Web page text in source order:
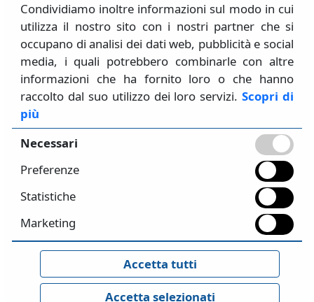
S.T.A. DATA SRL
Via Saluzzo, 71 10126 Torino (TO) - Italia
+39 011-6699345 / +39 011-6509864
Info@stadata.com
PI/CF: 05841510018
Lun - Ven
CONTATTI
Servizio commerciale
: amministrazione@stadata.com
strutture@stadata.com
GDPR
Privacy Policy
Condividiamo inoltre informazioni sul modo in cui
utilizza il nostro sito con i nostri partner che si
occupano di analisi dei dati web, pubblicità e social
media, i quali potrebbero combinarle con altre
informazioni che ha fornito loro o che hanno
raccolto dal suo utilizzo dei loro servizi.Scopri di
più
Necessari
Preferenze
Statistiche
Marketing